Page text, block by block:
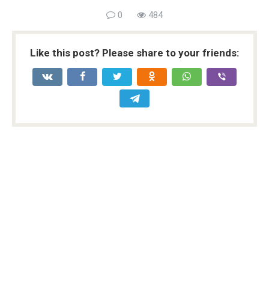
0 484
Like this post? Please share to your friends: